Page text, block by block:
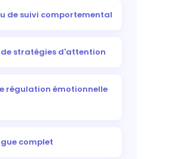
de suivi comportemental
de stratégies d'attention
régulation émotionnelle
complet